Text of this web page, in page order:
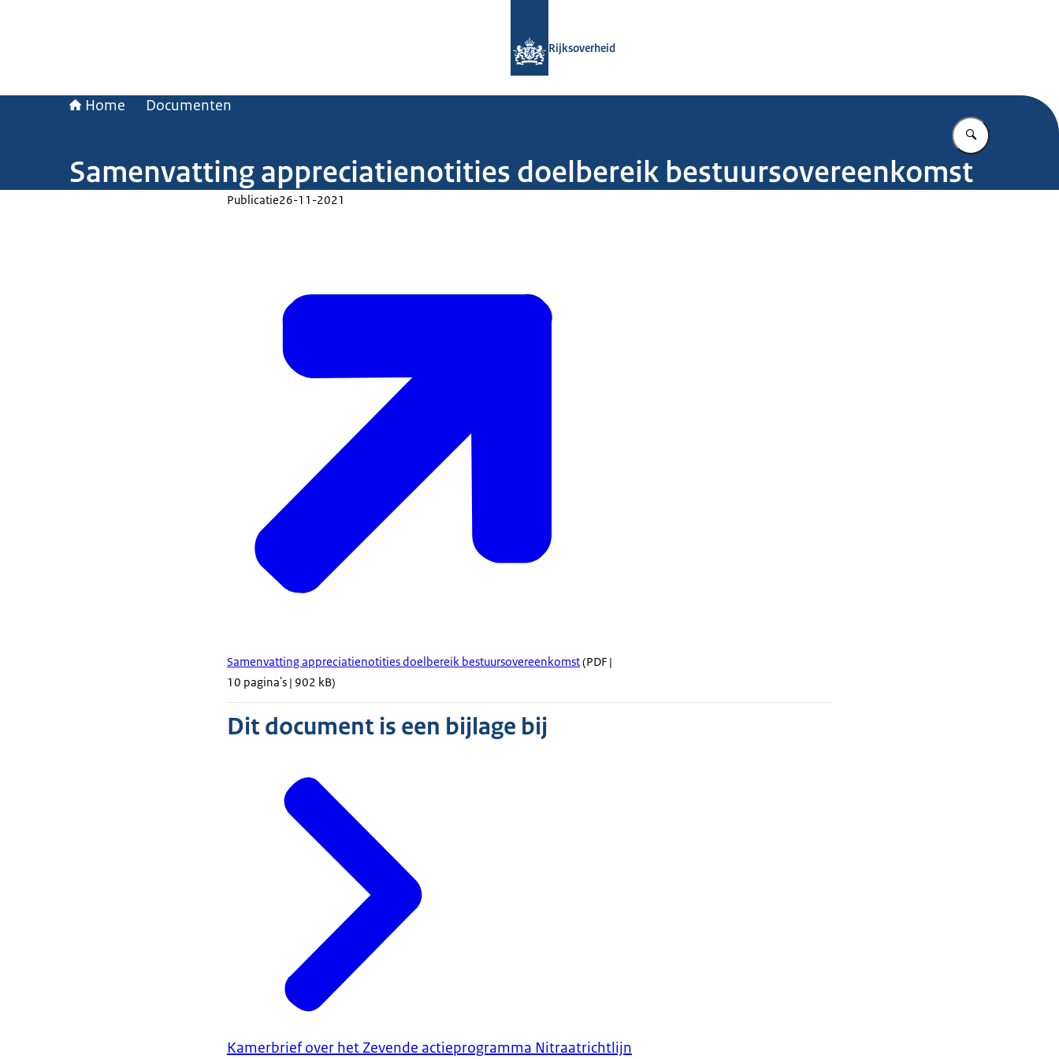
Rijksoverheid
Home Documenten
Vul in wat u
Samenvatting appreciatienotities doelbereik bestuursovereenkomst
Publicatie26-11-2021
Samenvatting appreciatienotities doelbereik bestuursovereenkomst(PDF |
10 pagina's | 902 kB)
Dit document is een bijlage bij
Kamerbrief over het Zevende actieprogramma Nitraatrichtlijn